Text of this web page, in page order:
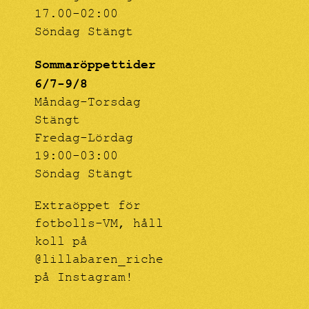
17.00-02:00
Söndag Stängt
Sommaröppettider
6/7-9/8
Måndag-Torsdag
Stängt
Fredag-Lördag
19:00-03:00
Söndag Stängt
Extraöppet för
fotbolls-VM, håll
koll på
@lillabaren_riche
på Instagram!